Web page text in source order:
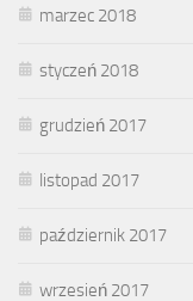
marzec 2018
styczeń 2018
grudzień 2017
listopad 2017
październik 2017
wrzesień 2017